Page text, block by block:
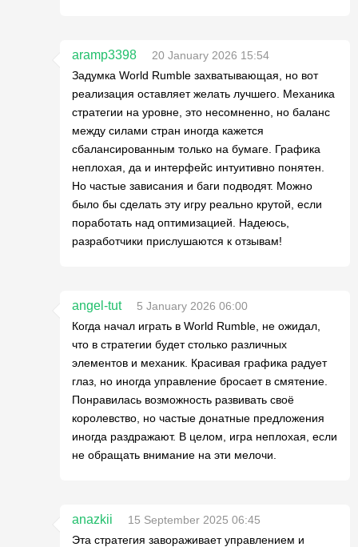
aramp3398
20 January 2026 15:54
Задумка World Rumble захватывающая, но вот
реализация оставляет желать лучшего. Механика
стратегии на уровне, это несомненно, но баланс
между силами стран иногда кажется
сбалансированным только на бумаге. Графика
неплохая, да и интерфейс интуитивно понятен.
Но частые зависания и баги подводят. Можно
было бы сделать эту игру реально крутой, если
поработать над оптимизацией. Надеюсь,
разработчики прислушаются к отзывам!
angel-tut
5 January 2026 06:00
Когда начал играть в World Rumble, не ожидал,
что в стратегии будет столько различных
элементов и механик. Красивая графика радует
глаз, но иногда управление бросает в смятение.
Понравилась возможность развивать своё
королевство, но частые донатные предложения
иногда раздражают. В целом, игра неплохая, если
не обращать внимание на эти мелочи.
anazkii
15 September 2025 06:45
Эта стратегия завораживает управлением и